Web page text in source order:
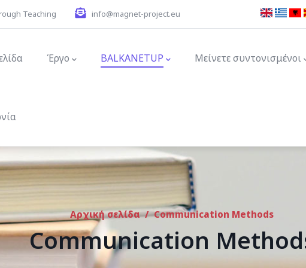
Teaching info@magnet-project.eu
Έργο BALKANETUP Μείνετε συντονισμένοι
Αρχική σελίδα / Communication Methods
Communication